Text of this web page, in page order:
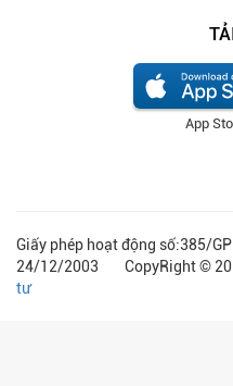
App
Giấy phép hoạt động số:385/
24/12/2003 CopyRight ©
tư